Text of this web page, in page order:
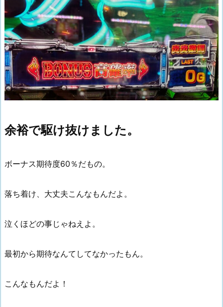
余裕で駆け抜けました。
ボーナス期待度60％だもの。
落ち着け、大丈夫こんなもんだよ。
泣くほどの事じゃねえよ。
最初から期待なんてしてなかったもん。
こんなもんだよ！